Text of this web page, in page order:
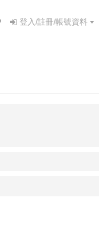
登入/註冊/帳號資料